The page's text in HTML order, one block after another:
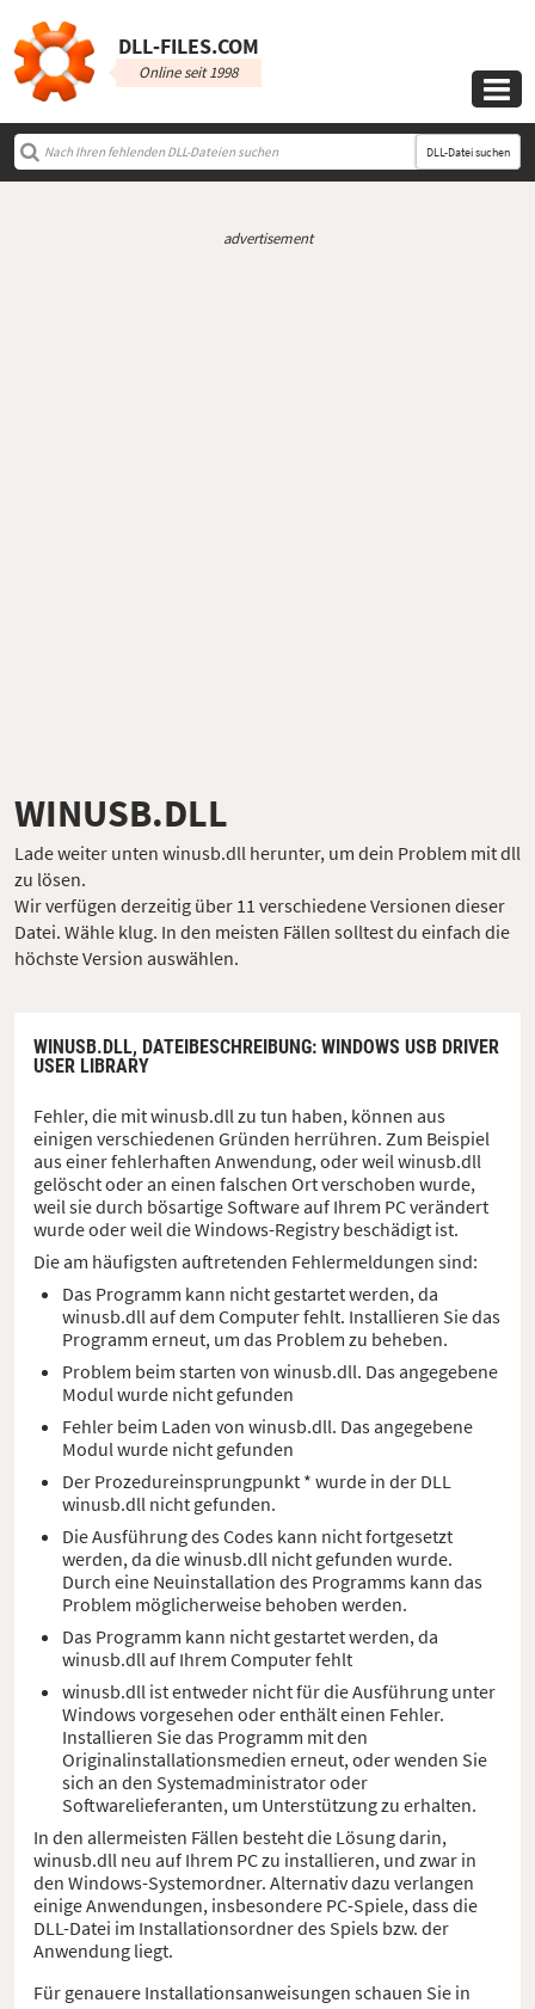
DLL‑FILES.COM
Online seit 1998

DLL-Datei suchen
advertisement
WINUSB.DLL
Lade weiter unten winusb.dll herunter, um dein Problem mit dll
zu lösen.
Wir verfügen derzeitig über 11 verschiedene Versionen dieser
Datei. Wähle klug. In den meisten Fällen solltest du einfach die
höchste Version auswählen.
WINUSB.DLL, DATEIBESCHREIBUNG: WINDOWS USB DRIVER
USER LIBRARY
Fehler, die mit winusb.dll zu tun haben, können aus
einigen verschiedenen Gründen herrühren. Zum Beispiel
aus einer fehlerhaften Anwendung, oder weil winusb.dll
gelöscht oder an einen falschen Ort verschoben wurde,
weil sie durch bösartige Software auf Ihrem PC verändert
wurde oder weil die Windows-Registry beschädigt ist.
Die am häufigsten auftretenden Fehlermeldungen sind:
Das Programm kann nicht gestartet werden, da
winusb.dll auf dem Computer fehlt. Installieren Sie das
Programm erneut, um das Problem zu beheben.
Problem beim starten von winusb.dll. Das angegebene
Modul wurde nicht gefunden
Fehler beim Laden von winusb.dll. Das angegebene
Modul wurde nicht gefunden
Der Prozedureinsprungpunkt * wurde in der DLL
winusb.dll nicht gefunden.
Die Ausführung des Codes kann nicht fortgesetzt
werden, da die winusb.dll nicht gefunden wurde.
Durch eine Neuinstallation des Programms kann das
Problem möglicherweise behoben werden.
Das Programm kann nicht gestartet werden, da
winusb.dll auf Ihrem Computer fehlt
winusb.dll ist entweder nicht für die Ausführung unter
Windows vorgesehen oder enthält einen Fehler.
Installieren Sie das Programm mit den
Originalinstallationsmedien erneut, oder wenden Sie
sich an den Systemadministrator oder
Softwarelieferanten, um Unterstützung zu erhalten.
In den allermeisten Fällen besteht die Lösung darin,
winusb.dll neu auf Ihrem PC zu installieren, und zwar in
den Windows-Systemordner. Alternativ dazu verlangen
einige Anwendungen, insbesondere PC-Spiele, dass die
DLL-Datei im Installationsordner des Spiels bzw. der
Anwendung liegt.
Für genauere Installationsanweisungen schauen Sie in